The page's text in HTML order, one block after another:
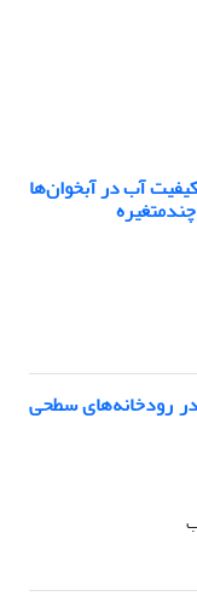
آب در آبخوان‌ها
رودخانه‌های سطحی